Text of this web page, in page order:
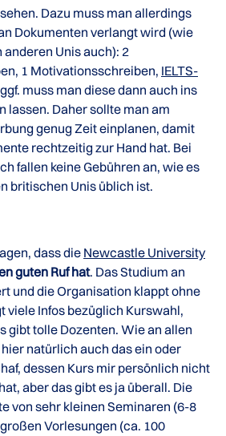
Dazu muss man allerdings
Dokumenten verlangt wird (wie
Unis auch): 2
1 Motivationsschreiben, IELTS-
muss man diese dann auch ins
lassen. Daher sollte man am
genug Zeit einplanen, damit
rechtzeitig zur Hand hat. Bei
fallen keine Gebühren an, wie es
britischen Unis üblich ist.
dass dieNewcastle University
guten Ruf hat. Das Studium an
und die Organisation klappt ohne
viele Infos bezüglich Kurswahl,
gibt tolle Dozenten. Wie an allen
natürlich auch das ein oder
dessen Kurs mir persönlich nicht
aber das gibt es ja überall. Die
von sehr kleinen Seminaren (6-8
Vorlesungen (ca. 100